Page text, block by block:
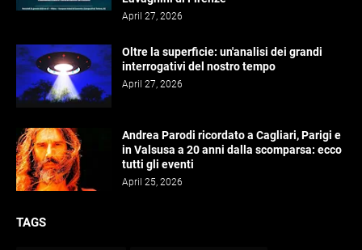
April 27, 2026
Oltre la superficie: un'analisi dei grandi
interrogativi del nostro tempo
April 27, 2026
Andrea Parodi ricordato a Cagliari, Parigi e
in Valsusa a 20 anni dalla scomparsa: ecco
tutti gli eventi
April 25, 2026
TAGS